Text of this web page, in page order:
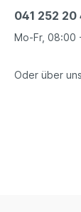
041 252 20
Mo-Fr, 08:00
Oder über